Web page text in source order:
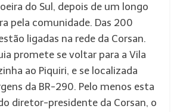
do Sul, depois de um longo
pela comunidade. Das 200
ligadas na rede da Corsan.
promete se voltar para a Vila
ao Piquiri, e se localizada
da BR-290. Pelo menos esta
diretor-presidente da Corsan, o